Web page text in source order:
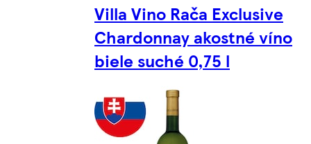
Villa Vino Rača Exclusive
Chardonnay akostné víno
biele suché 0,75 l